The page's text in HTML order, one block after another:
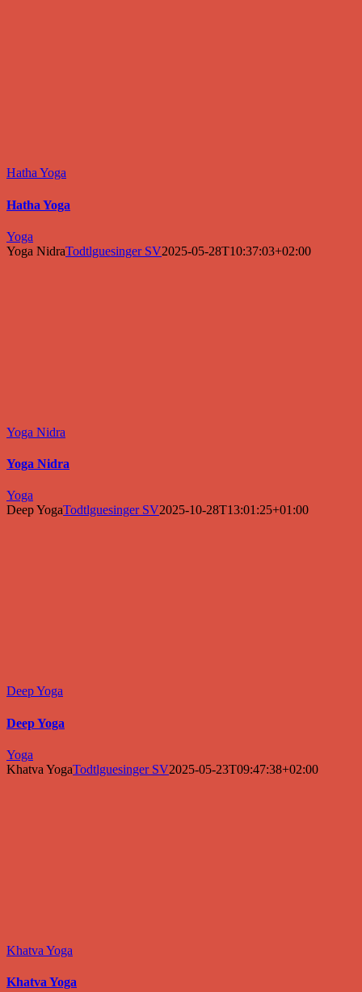
Hatha Yoga
Hatha Yoga
Yoga
Yoga NidraTodtlguesinger SV2025-05-28T10:37:03+02:00
Yoga Nidra
Yoga Nidra
Yoga
Deep YogaTodtlguesinger SV2025-10-28T13:01:25+01:00
Deep Yoga
Deep Yoga
Yoga
Khatva YogaTodtlguesinger SV2025-05-23T09:47:38+02:00
Khatva Yoga
Khatva Yoga